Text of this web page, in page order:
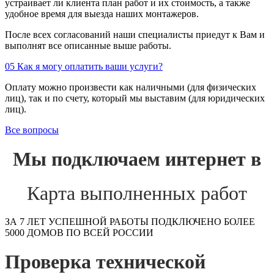
устраивает ли клиента план работ и их стоимость, а также
удобное время для выезда наших монтажеров.
После всех согласований наши специалисты приедут к Вам и
выполнят все описанные выше работы.
05 Как я могу оплатить ваши услуги?
Оплату можно произвести как наличными (для физических
лиц), так и по счету, который мы выставим (для юридических
лиц).
Все вопросы
Мы подключаем интернет в
Карта выполненных работ
ЗА 7 ЛЕТ УСПЕШНОЙ РАБОТЫ ПОДКЛЮЧЕНО БОЛЕЕ
5000 ДОМОВ ПО ВСЕЙ РОССИИ
Проверка технической